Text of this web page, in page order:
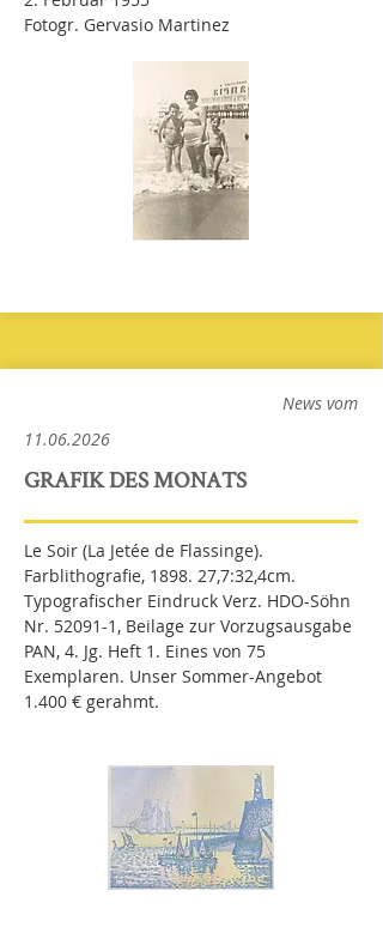
Fotogr. Gervasio Martinez
News vom
11.06.2026
GRAFIK DES MONATS
Le Soir (La Jetée de Flassinge).
Farblithografie, 1898. 27,7:32,4cm.
Typografischer Eindruck Verz. HDO-Söhn
Nr. 52091-1, Beilage zur Vorzugsausgabe
PAN, 4. Jg. Heft 1. Eines von 75
Exemplaren. Unser Sommer-Angebot
1.400 € gerahmt.